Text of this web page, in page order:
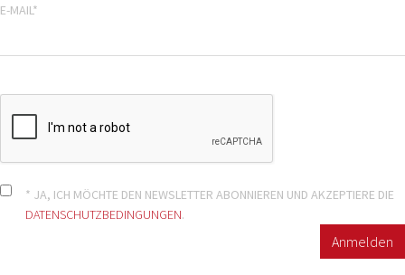
E-MAIL*
* JA, ICH MÖCHTE DEN NEWSLETTER ABONNIEREN UND AKZEPTIERE DIE
DATENSCHUTZBEDINGUNGEN.
Anmelden